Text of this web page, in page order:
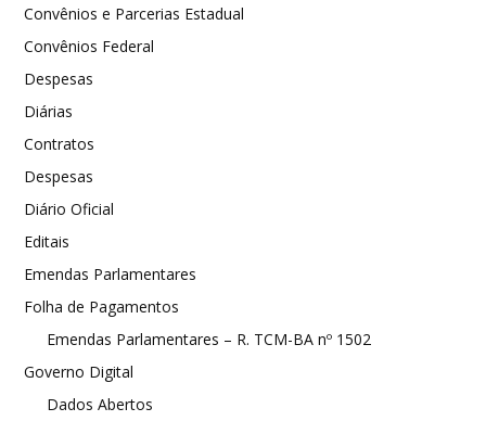
Convênios e Parcerias Estadual
Convênios Federal
Despesas
Diárias
Contratos
Despesas
Diário Oficial
Editais
Emendas Parlamentares
Folha de Pagamentos
Emendas Parlamentares – R. TCM-BA nº 1502
Governo Digital
Dados Abertos